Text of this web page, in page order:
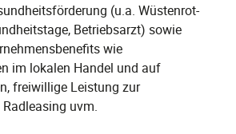
(u.a. Wüstenrot-
Betriebsarzt) sowie
wie
im lokalen Handel und auf
freiwillige Leistung zur
uvm.